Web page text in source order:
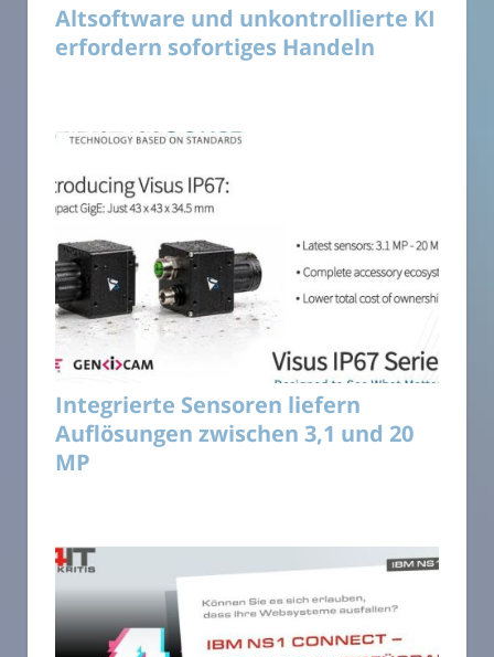
Altsoftware und unkontrollierte KI
erfordern sofortiges Handeln
Integrierte Sensoren liefern
Auflösungen zwischen 3,1 und 20
MP